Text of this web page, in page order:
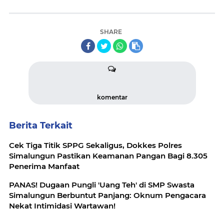
SHARE
komentar
Berita Terkait
Cek Tiga Titik SPPG Sekaligus, Dokkes Polres
Simalungun Pastikan Keamanan Pangan Bagi 8.305
Penerima Manfaat
PANAS! Dugaan Pungli 'Uang Teh' di SMP Swasta
Simalungun Berbuntut Panjang: Oknum Pengacara
Nekat Intimidasi Wartawan!